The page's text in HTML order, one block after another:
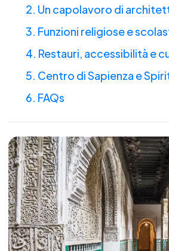
2. Un capolavoro di
3. Funzioni religiose e
4. Restauri, accessibilità e
5. Centro di Sapienza e
6. FAQs